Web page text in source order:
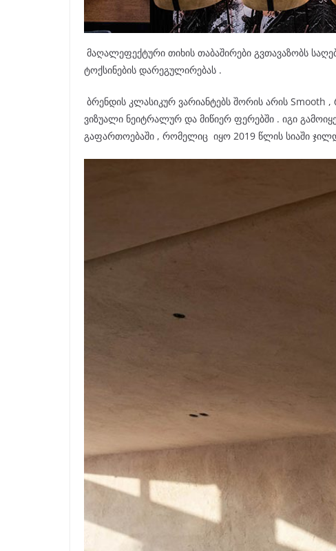
მაღალეფექტური თიხის თაბაშირები გვთავაზობს
ტოქსინების დარეგულირებას .
ბრენდის კლასიკურ ვარიანტებს შორის არის
ვიზუალი ნეიტრალურ და მიწიერ ფერებში . იგი
გაფართოებაში , რომელიც იყო 2019 წლის სიაში